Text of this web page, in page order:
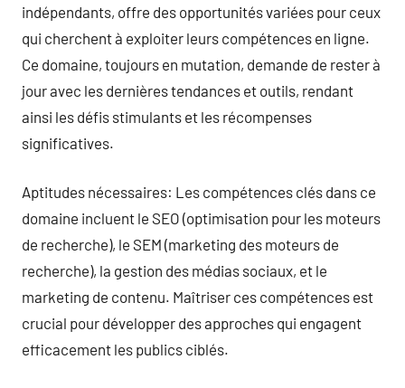
indépendants, offre des opportunités variées pour ceux
qui cherchent à exploiter leurs compétences en ligne.
Ce domaine, toujours en mutation, demande de rester à
jour avec les dernières tendances et outils, rendant
ainsi les défis stimulants et les récompenses
significatives.
Aptitudes nécessaires: Les compétences clés dans ce
domaine incluent le SEO (optimisation pour les moteurs
de recherche), le SEM (marketing des moteurs de
recherche), la gestion des médias sociaux, et le
marketing de contenu. Maîtriser ces compétences est
crucial pour développer des approches qui engagent
efficacement les publics ciblés.